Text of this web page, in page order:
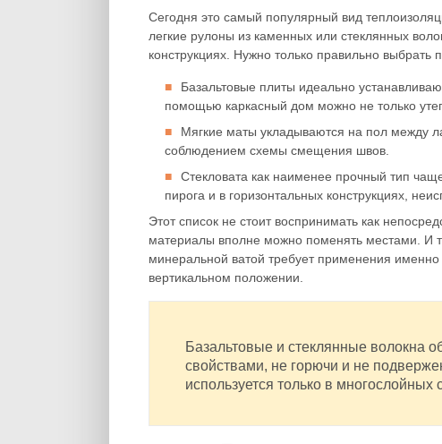
Сегодня это самый популярный вид
легкие рулоны из каменных или стеклянных
конструкциях. Нужно только правильно выбрать
Базальтовые плиты идеально
помощью каркасный дом можно не только
Мягкие маты укладываются на пол между
соблюдением схемы смещения швов.
Стекловата как наименее прочный тип
пирога и в горизонтальных конструкциях,
Этот список не стоит воспринимать как
материалы вполне можно поменять местами. И
минеральной ватой требует применения
вертикальном положении.
Базальтовые и стеклянные волокна
свойствами, не горючи и не
используется только в